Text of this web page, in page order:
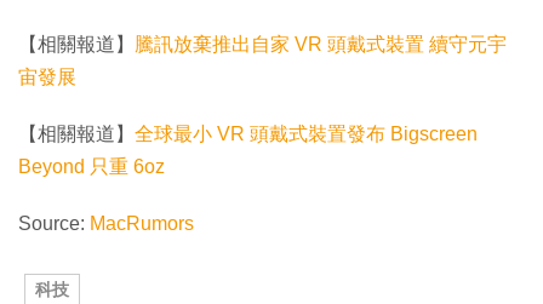
【相關報道】 騰訊放棄推出自家 VR 頭戴式裝置 續守元宇
宙發展
【相關報道】 全球最小 VR 頭戴式裝置發布 Bigscreen
Beyond 只重 6oz
Source: MacRumors
科技